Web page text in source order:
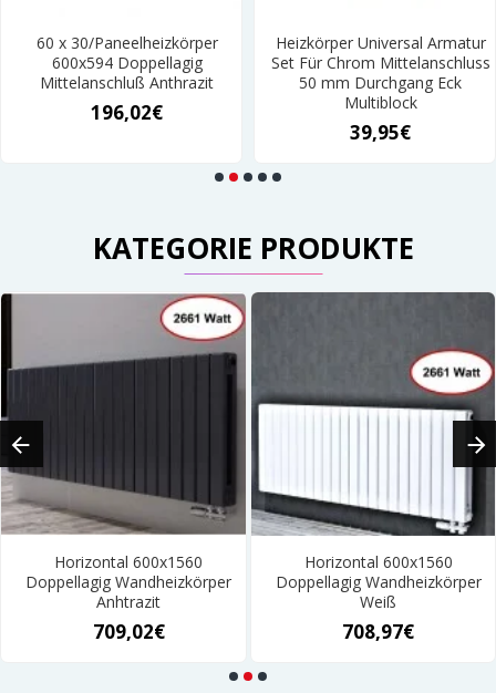
60 x 30/Paneelheizkörper
600x594 Doppellagig
Mittelanschluß Anthrazit
196,02€
Heizkörper Universal Armatur
Set Für Chrom Mittelanschluss
50 mm Durchgang Eck
Multiblock
39,95€
KATEGORIE PRODUKTE
Horizontal 600x1560
Doppellagig Wandheizkörper
Anhtrazit
709,02€
Horizontal 600x1560
Doppellagig Wandheizkörper
Weiß
708,97€